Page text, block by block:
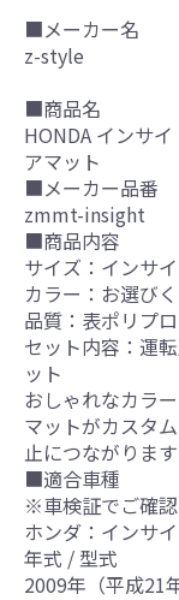
■メーカー名
z-style
■商品名
HONDA インサ
アマット
■メーカー品番
zmmt-insight
■商品内容
サイズ：インサ
カラー：お選び
品質：表ポリプ
セット内容：運
ット
おしゃれなカラ
マットがカスタ
止につながります
■適合車種
※車検証でご確認
ホンダ：インサ
年式 / 型式
2009年（平成21